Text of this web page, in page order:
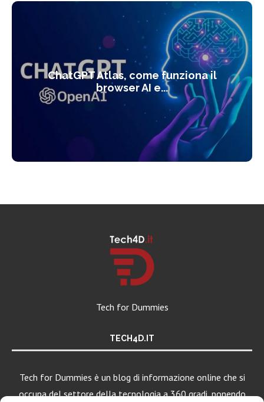
ChatGPT Atlas, come funziona il
browser AI e...
Tech for Dummies
TECH4D.IT
Tech for Dummies è un blog di informazione online che si
occupa del settore della tecnologia a 360 gradi, ponendo